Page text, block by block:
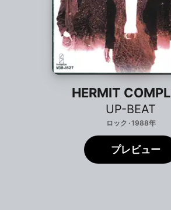
HERMIT
UP-BEAT
ロック · 1988年
プレビュー